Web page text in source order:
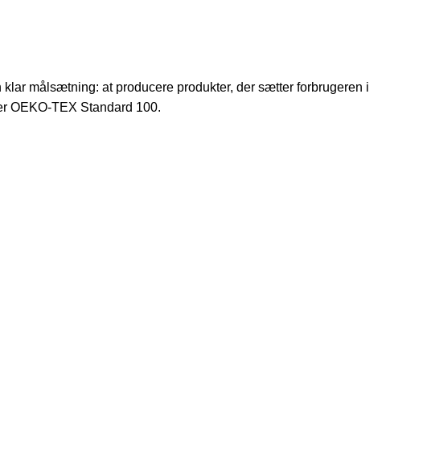
målsætning: at producere produkter, der sætter forbrugeren i
OEKO-TEX Standard 100.